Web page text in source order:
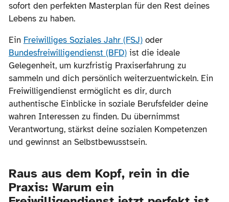
sofort den perfekten Masterplan für den Rest deines
Lebens zu haben.
Ein Freiwilliges Soziales Jahr (FSJ)oder
Bundesfreiwilligendienst (BFD)ist die ideale
Gelegenheit, um kurzfristig Praxiserfahrung zu
sammeln und dich persönlich weiterzuentwickeln. Ein
Freiwilligendienst ermöglicht es dir, durch
authentische Einblicke in soziale Berufsfelder deine
wahren Interessen zu finden. Du übernimmst
Verantwortung, stärkst deine sozialen Kompetenzen
und gewinnst an Selbstbewusstsein.
Raus aus dem Kopf, rein in die
Praxis: Warum ein